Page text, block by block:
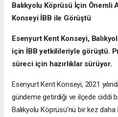
Balıkyolu Köprüsü İçin Önemli
Konseyi İBB ile Görüştü
Esenyurt Kent Konseyi,
için İBB yetkilileriyle görüştü.
süreci için hazırlıklar sürüyor.
Esenyurt Kent Konseyi, 2021
gündeme getirdiği ve ilçede ciddi
Balıkyolu Köprüsü’nü bir kez